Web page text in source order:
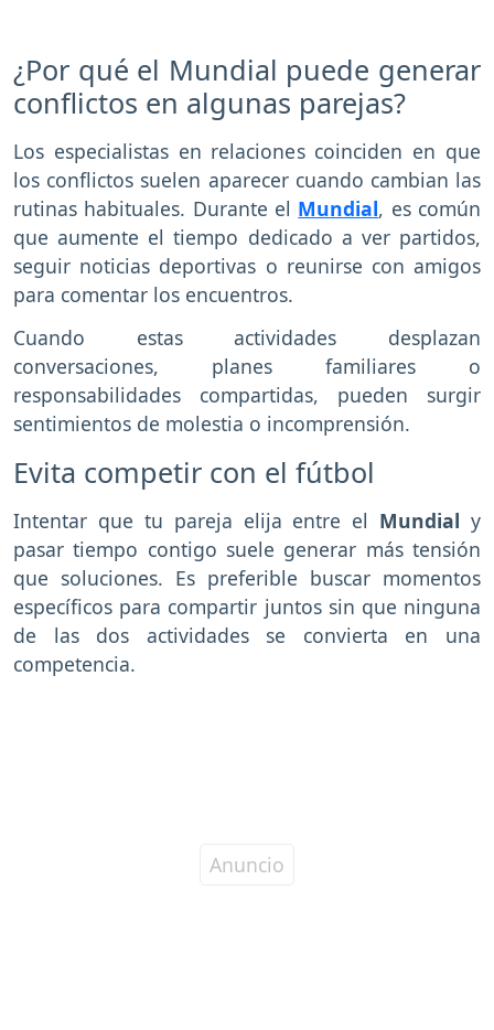
¿Por qué el Mundial puede generar
conflictos en algunas parejas?
Los especialistas en relaciones coinciden en que
los conflictos suelen aparecer cuando cambian las
rutinas habituales. Durante el Mundial, es común
que aumente el tiempo dedicado a ver partidos,
seguir noticias deportivas o reunirse con amigos
para comentar los encuentros.
Cuando estas actividades desplazan
conversaciones, planes familiares o
responsabilidades compartidas, pueden surgir
sentimientos de molestia o incomprensión.
Evita competir con el fútbol
Intentar que tu pareja elija entre el Mundial y
pasar tiempo contigo suele generar más tensión
que soluciones. Es preferible buscar momentos
específicos para compartir juntos sin que ninguna
de las dos actividades se convierta en una
competencia.